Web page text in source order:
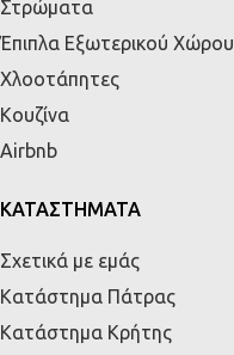
Στρώματα
Έπιπλα Εξωτερικού Χώρου
Χλοοτάπητες
Κουζίνα
Airbnb
ΚΑΤΑΣΤΗΜΑΤΑ
Σχετικά με εμάς
Κατάστημα Πάτρας
Κατάστημα Κρήτης